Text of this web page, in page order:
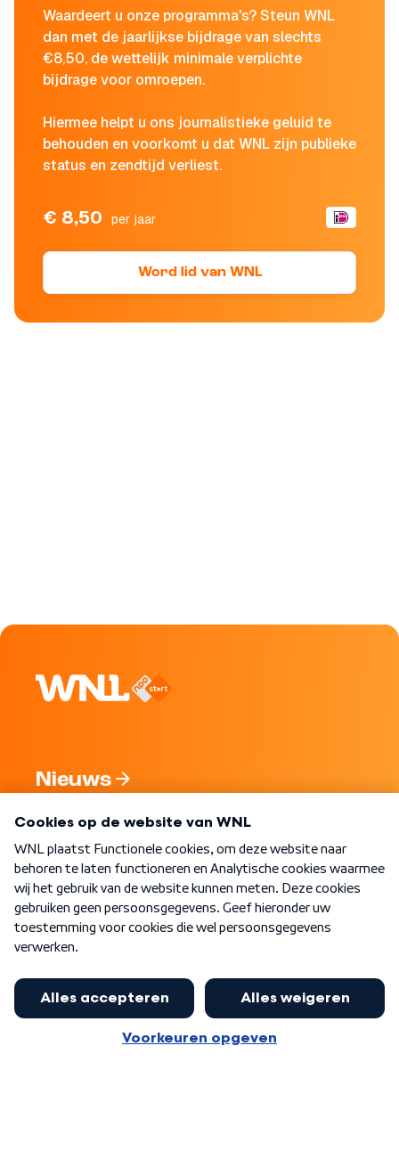
Waardeert u onze programma's? Steun WNL
dan met de jaarlijkse bijdrage van slechts
€8,50, de wettelijk minimale verplichte
bijdrage voor omroepen.
Hiermee helpt u ons journalistieke geluid te
behouden en voorkomt u dat WNL zijn publieke
status en zendtijd verliest.
€ 8,50 per jaar
Word lid van WNL
Nieuws
Nieuwsbrief
Word Lid